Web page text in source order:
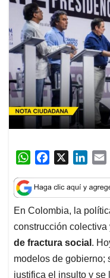
W
a
t
s
A
p
p
c
e
b
o
o
k
n
k
e
d
I
n
i
l
En Colombia, la
construcción colectiva
de fractura social .
modelos de gobierno;
justifica el insulto y se